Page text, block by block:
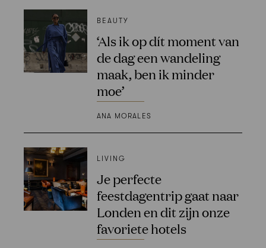
BEAUTY
‘Als ik op dít moment van
de dag een wandeling
maak, ben ik minder
moe’
ANA MORALES
LIVING
Je perfecte
feestdagentrip gaat naar
Londen en dit zijn onze
favoriete hotels